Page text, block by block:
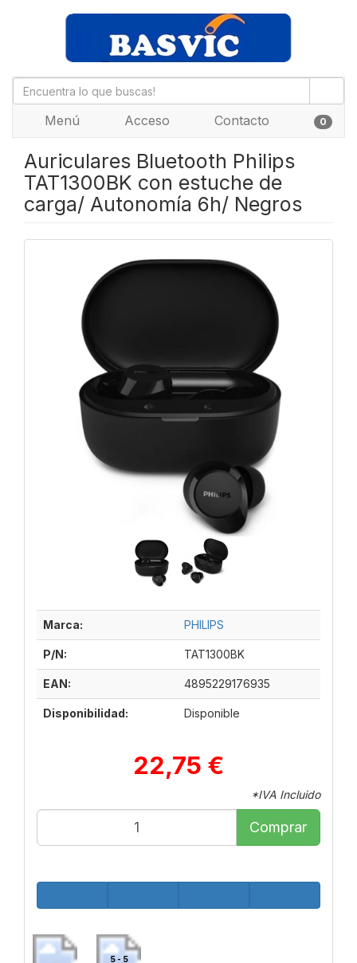
Menú Acceso Contacto 0
Auriculares Bluetooth Philips
TAT1300BK con estuche de
carga/ Autonomía 6h/ Negros
Marca: PHILIPS
P/N: TAT1300BK
EAN: 4895229176935
Disponibilidad: Disponible
22,75 €
*IVA Incluido
Comprar
5 - 5